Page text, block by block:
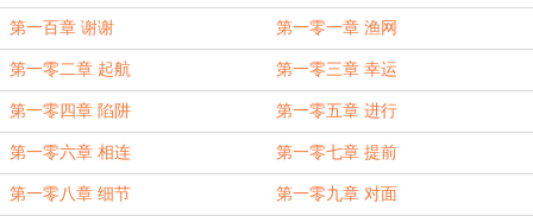
第一百章 谢谢 第一零一章 渔网
第一零二章 起航 第一零三章 幸运
第一零四章 陷阱 第一零五章 进行
第一零六章 相连 第一零七章 提前
第一零八章 细节 第一零九章 对面